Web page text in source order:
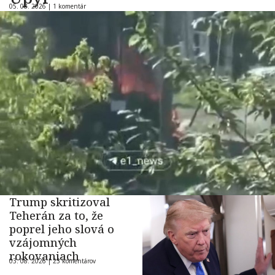
05. 08. 2026 | 1 komentár
Trump skritizoval
Teherán za to, že
poprel jeho slová o
vzájomných
rokovaniach
03. 08. 2026 |23 komentárov